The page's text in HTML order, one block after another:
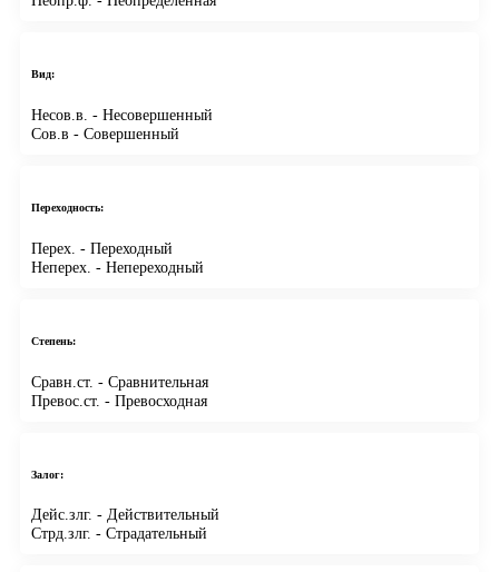
Вид:
Несов.в. - Несовершенный
Сов.в - Совершенный
Переходность:
Перех. - Переходный
Неперех. - Непереходный
Степень:
Сравн.ст. - Сравнительная
Превос.ст. - Превосходная
Залог:
Дейс.злг. - Действительный
Стрд.злг. - Страдательный